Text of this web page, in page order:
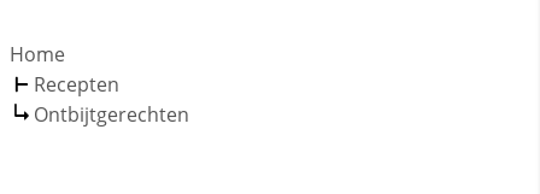
Home
Recepten
Ontbijtgerechten